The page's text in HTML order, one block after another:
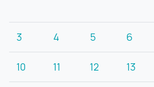
3 4 5 6
10 11 12 13